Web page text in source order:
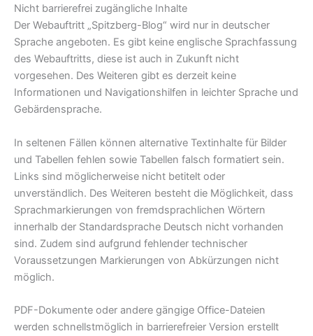
Nicht barrierefrei zugängliche Inhalte
Der Webauftritt „Spitzberg-Blog“ wird nur in deutscher
Sprache angeboten. Es gibt keine englische Sprachfassung
des Webauftritts, diese ist auch in Zukunft nicht
vorgesehen. Des Weiteren gibt es derzeit keine
Informationen und Navigationshilfen in leichter Sprache und
Gebärdensprache.
In seltenen Fällen können alternative Textinhalte für Bilder
und Tabellen fehlen sowie Tabellen falsch formatiert sein.
Links sind möglicherweise nicht betitelt oder
unverständlich. Des Weiteren besteht die Möglichkeit, dass
Sprachmarkierungen von fremdsprachlichen Wörtern
innerhalb der Standardsprache Deutsch nicht vorhanden
sind. Zudem sind aufgrund fehlender technischer
Voraussetzungen Markierungen von Abkürzungen nicht
möglich.
PDF-Dokumente oder andere gängige Office-Dateien
werden schnellstmöglich in barrierefreier Version erstellt